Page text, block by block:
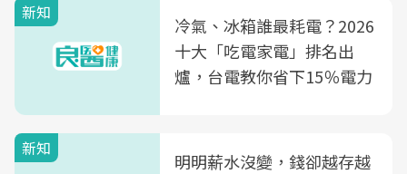
新知
冷氣、冰箱誰最耗電？2026
十大「吃電家電」排名出
爐，台電教你省下15％電力
新知
明明薪水沒變，錢卻越存越